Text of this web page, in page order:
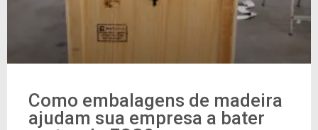
Como embalagens de madeira
ajudam sua empresa a bater